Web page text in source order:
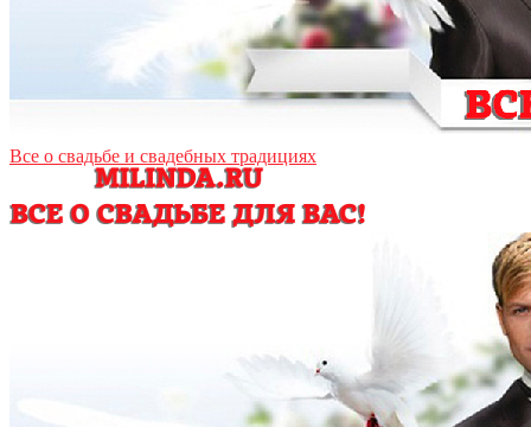
Все о свадьбе и свадебных традициях